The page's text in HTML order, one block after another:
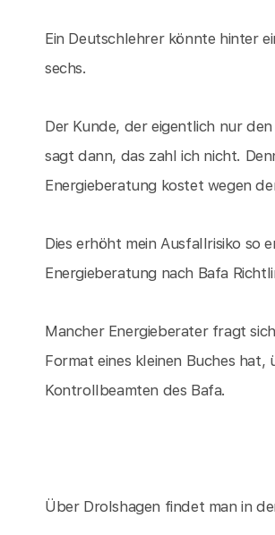
Ein Deutschlehrer könnte hinter
sechs.
Der Kunde, der eigentlich nur
sagt dann, das zahl ich nicht.
Energieberatung kostet wegen
Dies erhöht mein Ausfallrisiko so
Energieberatung nach Bafa
Mancher Energieberater fragt
Format eines kleinen Buches
Kontrollbeamten des Bafa.
Über Drolshagen findet man in